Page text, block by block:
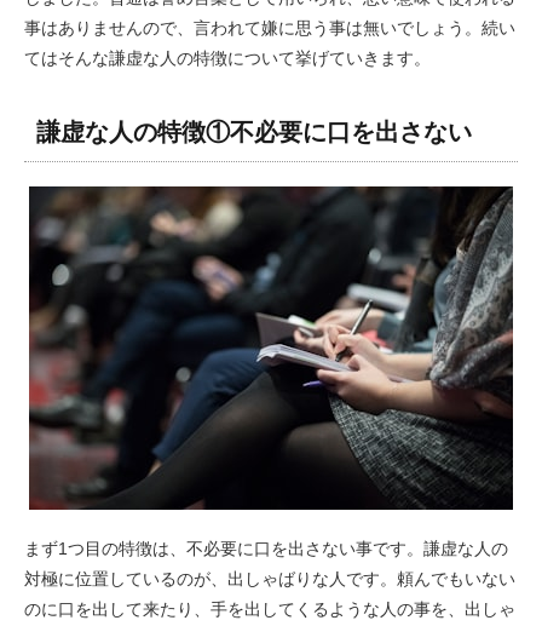
事はありませんので、言われて嫌に思う事は無いでしょう。続い
てはそんな謙虚な人の特徴について挙げていきます。
謙虚な人の特徴①不必要に口を出さない
まず1つ目の特徴は、不必要に口を出さない事です。謙虚な人の
対極に位置しているのが、出しゃばりな人です。頼んでもいない
のに口を出して来たり、手を出してくるような人の事を、出しゃ